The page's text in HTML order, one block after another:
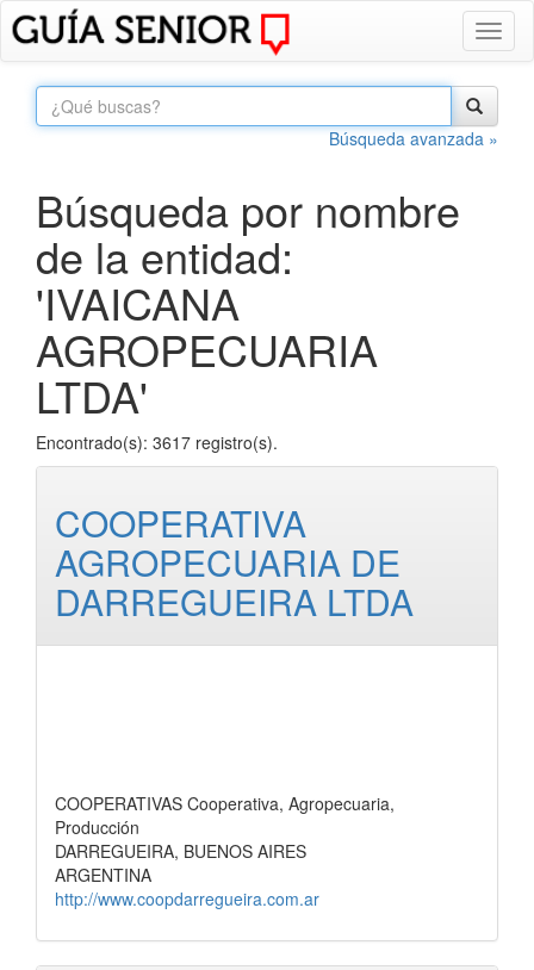
Búsqueda avanzada »
Búsqueda por nombre
de la entidad:
'IVAICANA
AGROPECUARIA
LTDA'
Encontrado(s): 3617 registro(s).
COOPERATIVA
AGROPECUARIA DE
DARREGUEIRA LTDA
COOPERATIVAS Cooperativa, Agropecuaria,
Producción
DARREGUEIRA, BUENOS AIRES
ARGENTINA
http://www.coopdarregueira.com.ar